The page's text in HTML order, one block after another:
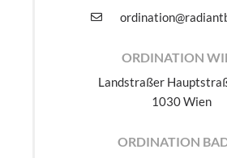
ORDINATION
Landstraßer
1030 Wien
ORDINATION